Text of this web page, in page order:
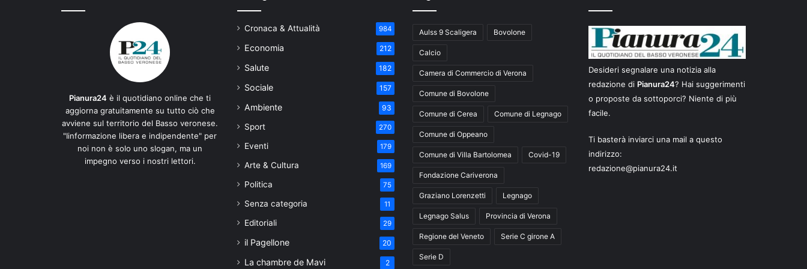
Pianura24 è il quotidiano online che ti
aggiorna gratuitamente su tutto ciò che
avviene sul territorio del Basso veronese.
"Iinformazione libera e indipendente" per
noi non è solo uno slogan, ma un
impegno verso i nostri lettori.
Cronaca & Attualità 984
Economia 212
Salute 182
Sociale 157
Ambiente 93
Sport 270
Eventi 179
Arte & Cultura 169
Politica 75
Senza categoria 11
Editoriali 29
il Pagellone 20
La chambre de Mavi 2
Aulss 9 Scaligera Bovolone
Calcio
Camera di Commercio di Verona
Comune di Bovolone
Comune di Cerea Comune di Legnago
Comune di Oppeano
Comune di Villa Bartolomea Covid-19
Fondazione Cariverona
Graziano Lorenzetti Legnago
Legnago Salus Provincia di Verona
Regione del Veneto Serie C girone A
Serie D
Desideri segnalare una notizia alla
redazione di Pianura24? Hai suggerimenti
o proposte da sottoporci? Niente di più
facile.
Ti basterà inviarci una mail a questo
indirizzo:
redazione@pianura24.it